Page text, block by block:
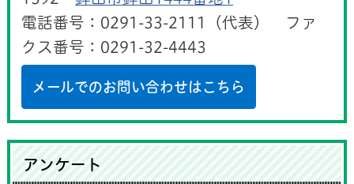
電話番号：0291-33-2111（代表） ファ
クス番号：0291-32-4443
メールでのお問い合わせはこちら
アンケート